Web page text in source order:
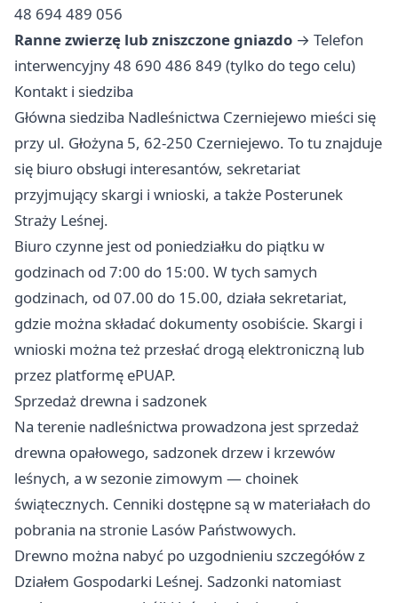
48 694 489 056
Ranne zwierzę lub zniszczone gniazdo → Telefon
interwencyjny 48 690 486 849 (tylko do tego celu)
Kontakt i siedziba
Główna siedziba Nadleśnictwa Czerniejewo mieści się
przy ul. Głożyna 5, 62-250 Czerniejewo. To tu znajduje
się biuro obsługi interesantów, sekretariat
przyjmujący skargi i wnioski, a także Posterunek
Straży Leśnej.
Biuro czynne jest od poniedziałku do piątku w
godzinach od 7:00 do 15:00. W tych samych
godzinach, od 07.00 do 15.00, działa sekretariat,
gdzie można składać dokumenty osobiście. Skargi i
wnioski można też przesłać drogą elektroniczną lub
przez platformę ePUAP.
Sprzedaż drewna i sadzonek
Na terenie nadleśnictwa prowadzona jest sprzedaż
drewna opałowego, sadzonek drzew i krzewów
leśnych, a w sezonie zimowym — choinek
świątecznych. Cenniki dostępne są w materiałach do
pobrania na stronie Lasów Państwowych.
Drewno można nabyć po uzgodnieniu szczegółów z
Działem Gospodarki Leśnej. Sadzonki natomiast